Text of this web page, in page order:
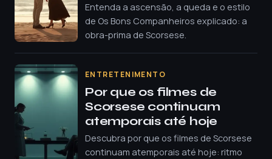
Entenda a ascensão, a queda e o estilo
de Os Bons Companheiros explicado: a
obra-prima de Scorsese.
ENTRETENIMENTO
Por que os filmes de
Scorsese continuam
atemporais até hoje
Descubra por que os filmes de Scorsese
continuam atemporais até hoje: ritmo